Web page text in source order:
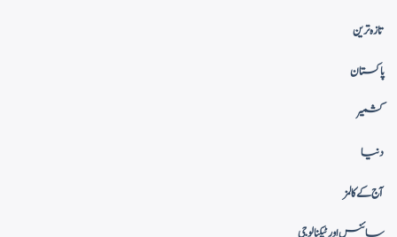
تازہ ترین
پاکستان
کشمیر
دنیا
آج کے کالمز